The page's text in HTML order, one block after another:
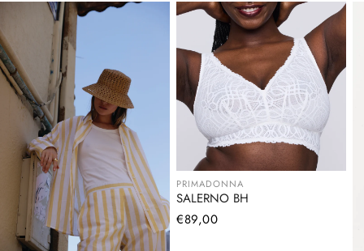
PRIMADONNA
SALERNO BH
Normaler
€89,00